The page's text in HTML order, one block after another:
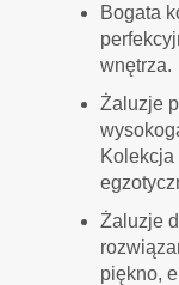
Bogata
wnętrza.
Żaluzje
Kolekcja
Żaluzje
piękno,